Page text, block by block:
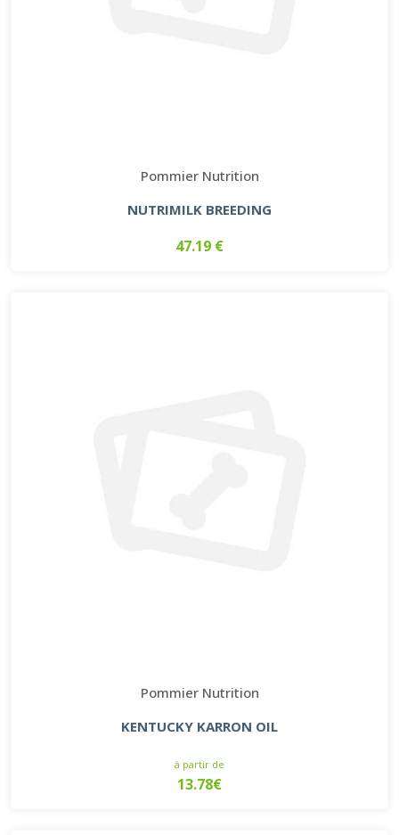
Pommier Nutrition
NUTRIMILK BREEDING
47.19 €
Pommier Nutrition
KENTUCKY KARRON OIL
à partir de
13.78€